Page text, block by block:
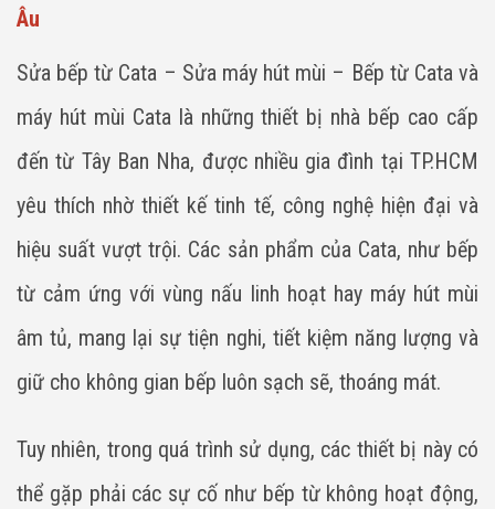
Âu
Sửa bếp từ Cata – Sửa máy hút mùi – Bếp từ Cata và
máy hút mùi Cata là những thiết bị nhà bếp cao cấp
đến từ Tây Ban Nha, được nhiều gia đình tại TP.HCM
yêu thích nhờ thiết kế tinh tế, công nghệ hiện đại và
hiệu suất vượt trội. Các sản phẩm của Cata, như bếp
từ cảm ứng với vùng nấu linh hoạt hay máy hút mùi
âm tủ, mang lại sự tiện nghi, tiết kiệm năng lượng và
giữ cho không gian bếp luôn sạch sẽ, thoáng mát.
Tuy nhiên, trong quá trình sử dụng, các thiết bị này có
thể gặp phải các sự cố như bếp từ không hoạt động,